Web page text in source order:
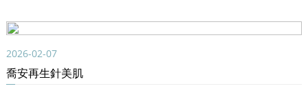
2026-02-07
喬安再生針美肌